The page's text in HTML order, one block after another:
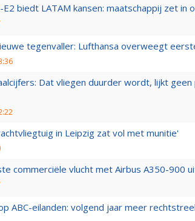
biedt LATAM kansen: maatschappij zet in
tegenvaller: Lufthansa overweegt
Dat vliegen duurder wordt, lijkt
in Leipzig zat vol met munitie'
commerciële vlucht met Airbus A350-900
ABC-eilanden: volgend jaar meer